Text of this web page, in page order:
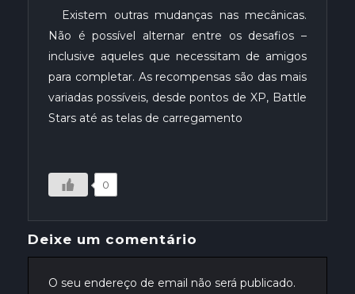
Existem outras mudanças nas mecânicas.
Não é possível alternar entre os desafios –
inclusive aqueles que necessitam de amigos
para completar. As recompensas são das mais
variadas possíveis, desde pontos de XP, Battle
Stars até as telas de carregamento
0
Deixe um comentário
O seu endereço de email não será publicado.